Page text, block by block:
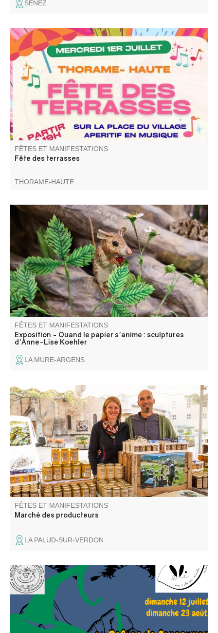
SENEZ
Fête des terrasses avec assiette de bistrot le soir et
musique baleti avec les Gredins des Alpes.
FÊTES ET MANIFESTATIONS
Fête des terrasses
THORAME-HAUTE
Cet été, au musée intercommunal, venez découvrir le
travail d’Anne-Lise Koehler. Artiste pluridisciplinaire,
sculptrice, plasticienne et directrice artistique, elle façonne
depuis plus de vingt ans un univers où le papier devient
matière vivante.
FÊTES ET MANIFESTATIONS
Exposition - Quand le papier s'anime : sculptures
d'Anne-Lise Koehler
LA MURE-ARGENS
Les artisans et producteurs du village vous accueillent.
FÊTES ET MANIFESTATIONS
Marché des producteurs
LA PALUD-SUR-VERDON
Elli la conteuse et l'équipe du refuge vous proposent une
repas contes ou un café gourmand contes. Balade
recommandée aux bons marcheurs